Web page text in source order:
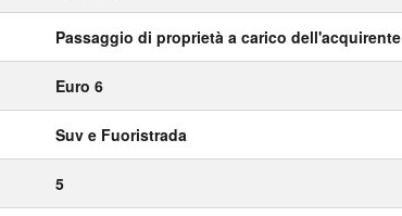
Passaggio di proprietà a carico dell'acquirente
Euro 6
Suv e Fuoristrada
5